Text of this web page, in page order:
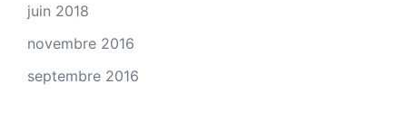
juin 2018
novembre 2016
septembre 2016